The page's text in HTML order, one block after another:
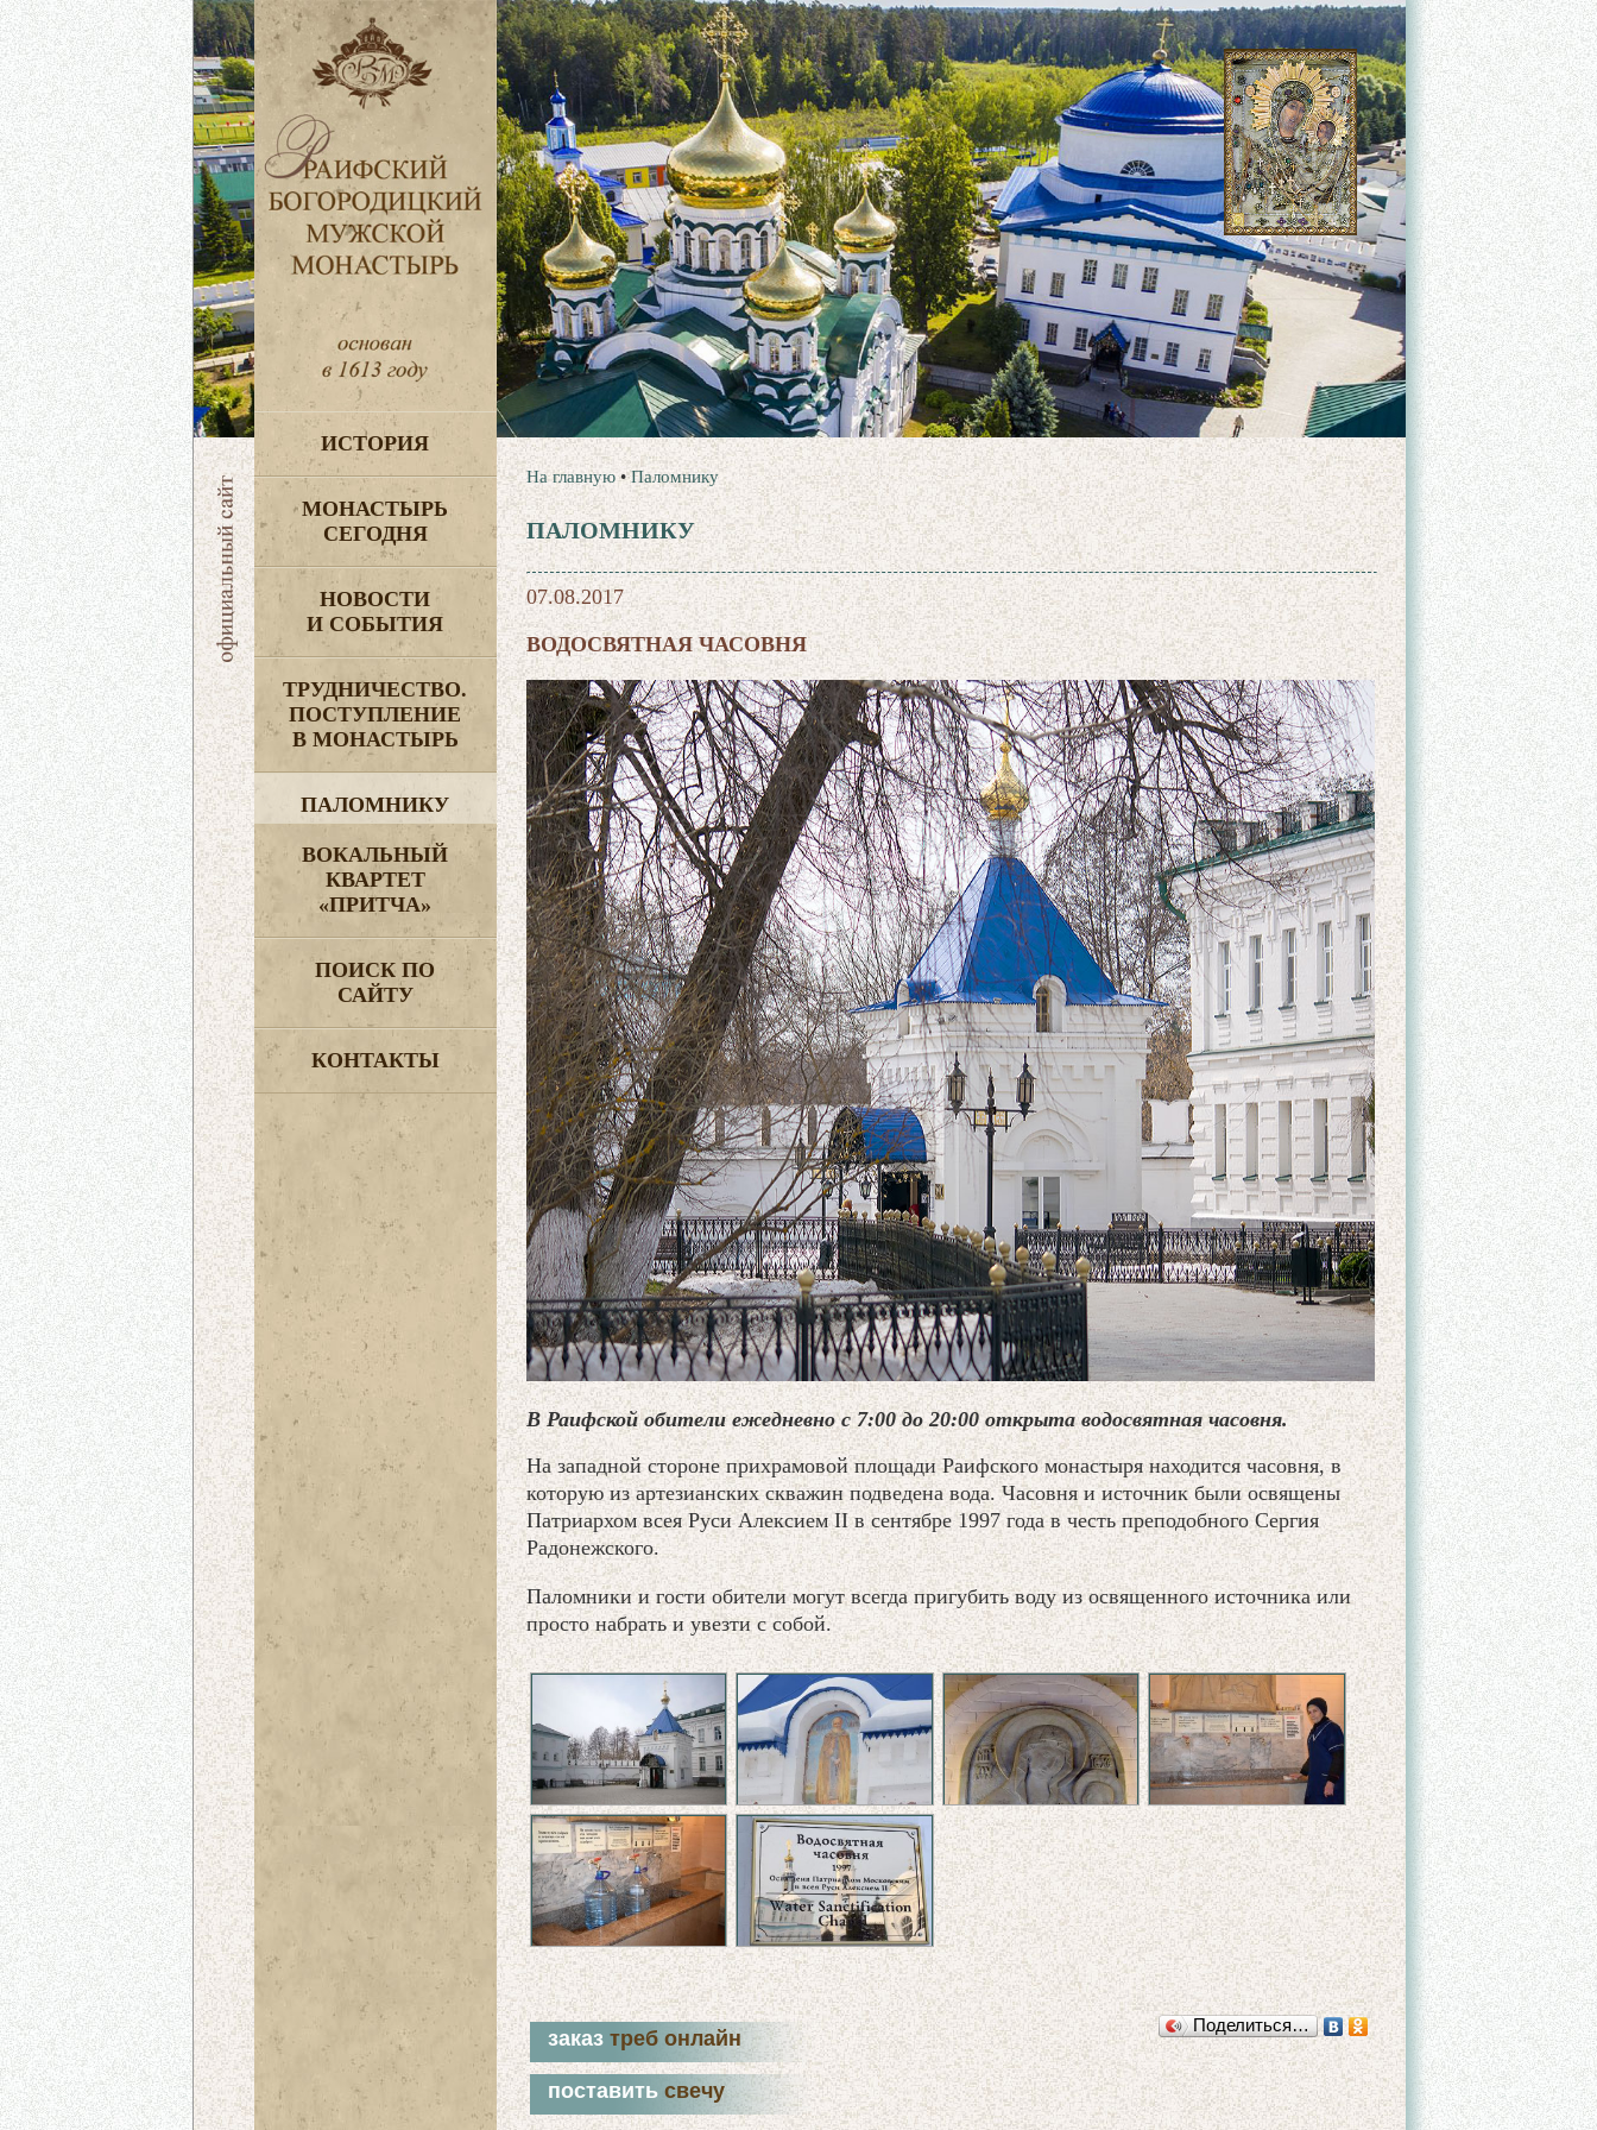
ИСТОРИЯ
МОНАСТЫРЬ
СЕГОДНЯ
НОВОСТИ
И СОБЫТИЯ
ТРУДНИЧЕСТВО.
ПОСТУПЛЕНИЕ
В МОНАСТЫРЬ
ПАЛОМНИКУ
ВОКАЛЬНЫЙ
КВАРТЕТ
«ПРИТЧА»
ПОИСК ПО
САЙТУ
КОНТАКТЫ
На главную •Паломнику
ПАЛОМНИКУ
07.08.2017
ВОДОСВЯТНАЯ ЧАСОВНЯ
В Раифской обители ежедневно с 7:00 до 20:00 открыта водосвятная часовня.
На западной стороне прихрамовой площади Раифского монастыря находится часовня, в
которую из артезианских скважин подведена вода. Часовня и источник были освящены
Патриархом всея Руси Алексием II в сентябре 1997 года в честь преподобного Сергия
Радонежского.
Паломники и гости обители могут всегда пригубить воду из освященного источника или
просто набрать и увезти с собой.
заказ треб онлайн
поставить свечу
Поделиться…